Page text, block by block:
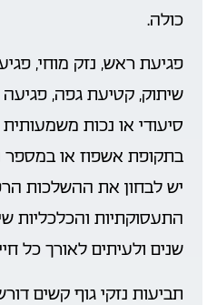
כולה.
פגיעת ראש, נזק מוחי,
שיתוק, קטיעת גפה,
סיעודי או נכות
בתקופת אשפוז או במספר
יש לבחון את ההשלכות
התעסוקתיות והכלכליות
שנים ולעיתים לאורך כל
תביעות נזקי גוף קשים